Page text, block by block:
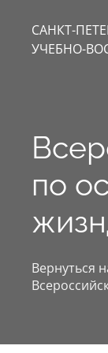
САНКТ-
УЧЕБНО-
по
Вернуться